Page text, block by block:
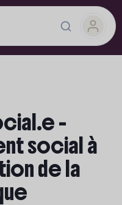
-
social à
de la